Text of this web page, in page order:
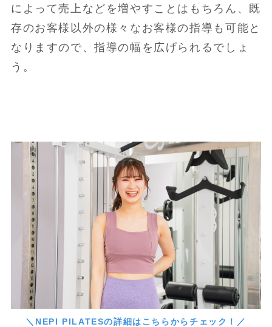
によって売上などを増やすことはもちろん、既
存のお客様以外の様々なお客様の指導も可能と
なりますので、指導の幅を広げられるでしょ
う。
＼NEPI PILATESの詳細はこちらからチェック！／